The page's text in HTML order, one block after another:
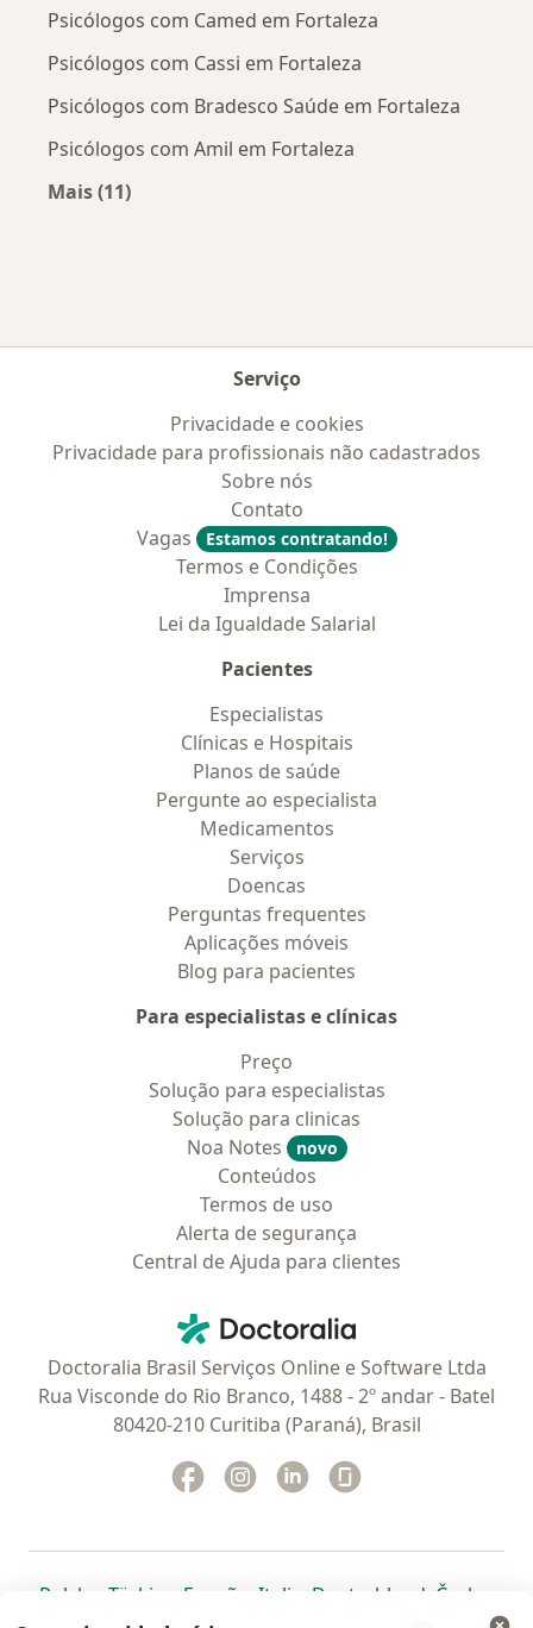
Psicólogos com Camed em Fortaleza
Psicólogos com Cassi em Fortaleza
Psicólogos com Bradesco Saúde em Fortaleza
Psicólogos com Amil em Fortaleza
Mais (11)
Serviço
Privacidade e cookies
Privacidade para profissionais não cadastrados
Sobre nós
Contato
Vagas
Estamos contratando!
Termos e Condições
Imprensa
Lei da Igualdade Salarial
Pacientes
Especialistas
Clínicas e Hospitais
Planos de saúde
Pergunte ao especialista
Medicamentos
Serviços
Doencas
Perguntas frequentes
Aplicações móveis
Blog para pacientes
Para especialistas e clínicas
Preço
Solução para especialistas
Solução para clinicas
Noa Notes
novo
Conteúdos
Termos de uso
Alerta de segurança
Central de Ajuda para clientes
Doctoralia - Homepage
Doctoralia Brasil Serviços Online e Software Ltda
Rua Visconde do Rio Branco, 1488 - 2º andar - Batel
80420-210 Curitiba (Paraná), Brasil
Facebook
abre num novo separador
Instagram
abre num novo separador
Linkedin
abre num novo
Polska abre num novo separador
Türkiye abre num novo separador
España abre num novo separador
Italia abre num novo
Deutschlandabre num
Česko
abre num novo separador
abre num novo separador
abre num novo separador
abre num novoabre num
abre